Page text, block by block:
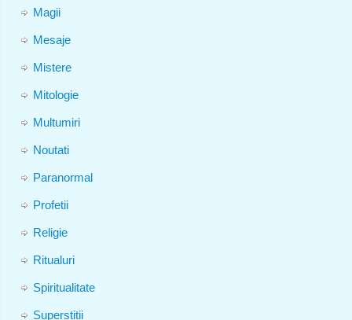
Magii
Mesaje
Mistere
Mitologie
Multumiri
Noutati
Paranormal
Profetii
Religie
Ritualuri
Spiritualitate
Superstitii